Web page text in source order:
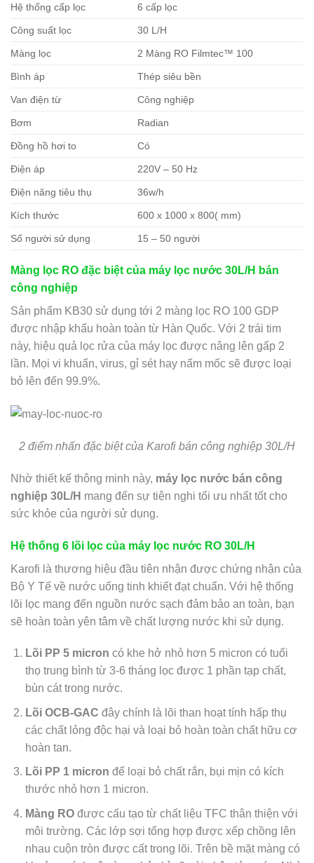
Hệ thống cấp lọc 6 cấp lọc
Công suất lọc 30 L/H
Màng lọc 2 Màng RO Filmtec™ 100
Bình áp Thép siêu bền
Van điện từ Công nghiệp
Bơm Radian
Đồng hồ hơi to Có
Điện áp 220V – 50 Hz
Điện năng tiêu thụ 36w/h
Kích thước 600 x 1000 x 800( mm)
Số người sử dụng 15 – 50 người
Màng lọc RO đặc biệt của máy lọc nước 30L/H bán
công nghiệp
Sản phẩm KB30 sử dụng tới 2 màng lọc RO 100 GDP
được nhập khẩu hoàn toàn từ Hàn Quốc. Với 2 trái tim
này, hiệu quả lọc rửa của máy lọc được nâng lên gấp 2
lần. Mọi vi khuẩn, virus, gỉ sét hay nấm mốc sẽ được loại
bỏ lên đến 99.9%.
2 điểm nhấn đặc biệt của Karofi bán công nghiệp 30L/H
Nhờ thiết kế thông minh này, máy lọc nước bán công
nghiệp 30L/H mang đến sự tiện nghi tối ưu nhất tốt cho
sức khỏe của người sử dụng.
Hệ thống 6 lõi lọc của máy lọc nước RO 30L/H
Karofi là thương hiệu đầu tiên nhận được chứng nhận của
Bộ Y Tế về nước uống tinh khiết đạt chuẩn. Với hệ thống
lõi lọc mang đến nguồn nước sạch đảm bảo an toàn, bạn
sẽ hoàn toàn yên tâm về chất lượng nước khi sử dụng.
Lõi PP 5 micron có khe hở nhỏ hơn 5 micron có tuổi
thọ trung bình từ 3-6 tháng lọc được 1 phần tạp chất,
bùn cát trong nước.
Lõi OCB-GAC đây chính là lõi than hoạt tính hấp thụ
các chất lỏng độc hại và loại bỏ hoàn toàn chất hữu cơ
hoàn tan.
Lõi PP 1 micron để loại bỏ chất rắn, bụi mịn có kích
thước nhỏ hơn 1 micron.
Màng ROđược cấu tạo từ chất liệu TFC thân thiện với
môi trường. Các lớp sợi tổng hợp được xếp chồng lên
nhau cuộn tròn được cất trong lõi. Trên bề mặt màng có